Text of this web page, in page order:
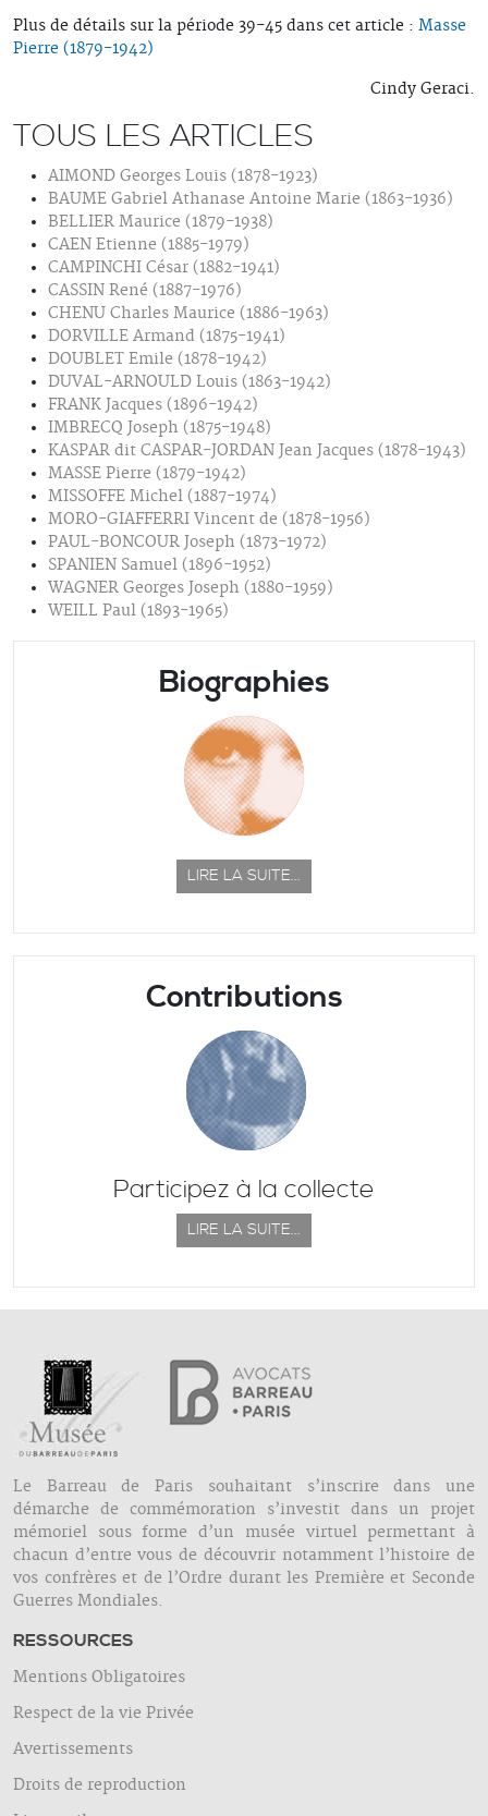
Plus de détails sur la période 39-45 dans cet article : Masse
Pierre (1879-1942)
Cindy Geraci.
TOUS LES ARTICLES
AIMOND Georges Louis (1878-1923)
BAUME Gabriel Athanase Antoine Marie (1863-1936)
BELLIER Maurice (1879-1938)
CAEN Etienne (1885-1979)
CAMPINCHI César (1882-1941)
CASSIN René (1887-1976)
CHENU Charles Maurice (1886-1963)
DORVILLE Armand (1875-1941)
DOUBLET Emile (1878-1942)
DUVAL-ARNOULD Louis (1863-1942)
FRANK Jacques (1896-1942)
IMBRECQ Joseph (1875-1948)
KASPAR dit CASPAR-JORDAN Jean Jacques (1878-1943)
MASSE Pierre (1879-1942)
MISSOFFE Michel (1887-1974)
MORO-GIAFFERRI Vincent de (1878-1956)
PAUL-BONCOUR Joseph (1873-1972)
SPANIEN Samuel (1896-1952)
WAGNER Georges Joseph (1880-1959)
WEILL Paul (1893-1965)
Biographies
LIRE LA SUITE...
Contributions
Participez à la collecte
LIRE LA SUITE...
Le Barreau de Paris souhaitant s’inscrire dans une
démarche de commémoration s’investit dans un projet
mémoriel sous forme d’un musée virtuel permettant à
chacun d’entre vous de découvrir notamment l’histoire de
vos confrères et de l’Ordre durant les Première et Seconde
Guerres Mondiales.
RESSOURCES
Mentions Obligatoires
Respect de la vie Privée
Avertissements
Droits de reproduction